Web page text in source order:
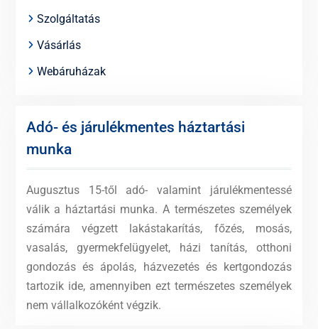
Szolgáltatás
Vásárlás
Webáruházak
Adó- és járulékmentes háztartási
munka
Augusztus 15-től adó- valamint járulékmentessé
válik a háztartási munka. A természetes személyek
számára végzett lakástakarítás, főzés, mosás,
vasalás, gyermekfelügyelet, házi tanítás, otthoni
gondozás és ápolás, házvezetés és kertgondozás
tartozik ide, amennyiben ezt természetes személyek
nem vállalkozóként végzik.